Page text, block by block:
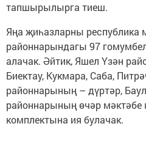
тапшырылырга тиеш.
Яңа җиһазларны республика
районнарындагы 97
алачак. Әйтик, Яшел Үзән
Биектау, Кукмара, Саба,
районнарының – дүртәр,
районнарының өчәр мәктәбе
комплектына ия булачак.